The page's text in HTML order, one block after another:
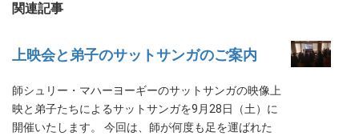
関連記事
上映会と弟子のサットサンガのご案内
師シュリー・マハーヨーギーのサットサンガの映像上
映と弟子たちによるサットサンガを9月28日（土）に
開催いたします。 今回は、師が何度も足を運ばれた